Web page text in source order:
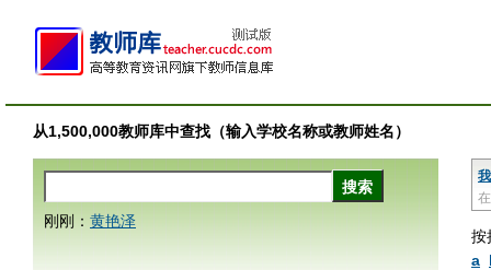
从1,500,000教师库中查找（输入学校名称或教师姓名）
按
a
刚刚： 黄艳泽